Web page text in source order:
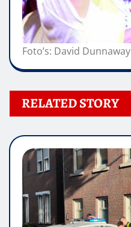
Foto’s: David Dunnaway
RELATED STORY